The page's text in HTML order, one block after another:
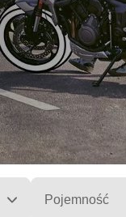
Pojemność